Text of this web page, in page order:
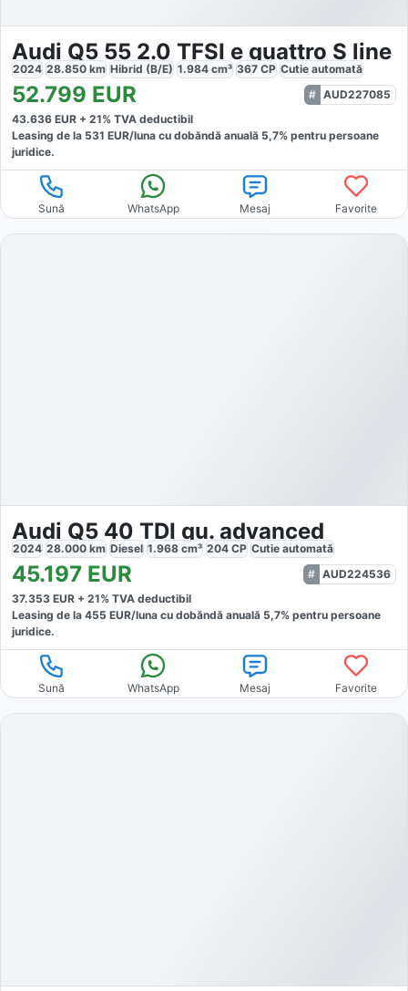
Audi Q5 55 2.0 TFSI e quattro S line
2024 28.850 km Hibrid (B/E) 1.984 cm³ 367 CP Cutie automată
52.799 EUR
AUD227085
43.636 EUR + 21% TVA deductibil
Leasing de la 531 EUR/luna cu dobăndă anuală 5,7% pentru persoane
juridice.
Sună WhatsApp Mesaj Favorite
Audi Q5 40 TDI qu. advanced
2024 28.000 km Diesel 1.968 cm³ 204 CP Cutie automată
45.197 EUR
AUD224536
37.353 EUR + 21% TVA deductibil
Leasing de la 455 EUR/luna cu dobăndă anuală 5,7% pentru persoane
juridice.
Sună WhatsApp Mesaj Favorite